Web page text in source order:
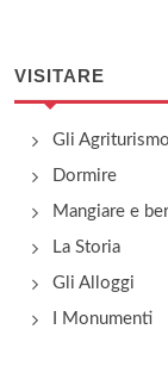
VISITARE
Gli Agriturismo
Dormire
Mangiare e
La Storia
Gli Alloggi
I Monumenti